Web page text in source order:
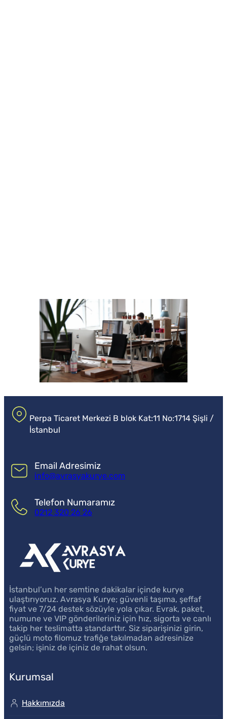
Perpa Ticaret Merkezi B blok Kat:11 No:1714 Şişli /
İstanbul
Email Adresimiz
info@avrasyakurye.com
Telefon Numaramız
0212 320 26 26
İstanbul’un her semtine dakikalar içinde kurye
ulaştırıyoruz. Avrasya Kurye; güvenli taşıma, şeffaf
fiyat ve 7/24 destek sözüyle yola çıkar. Evrak, paket,
numune ve VIP gönderileriniz için hız, sigorta ve canlı
takip her teslimatta standarttır. Siz siparişinizi girin,
güçlü moto filomuz trafiğe takılmadan adresinize
gelsin; işiniz de içiniz de rahat olsun.
Kurumsal
Hakkımızda